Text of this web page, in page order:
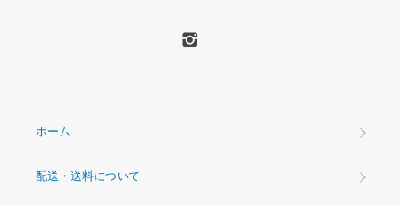
ホーム
配送・送料について